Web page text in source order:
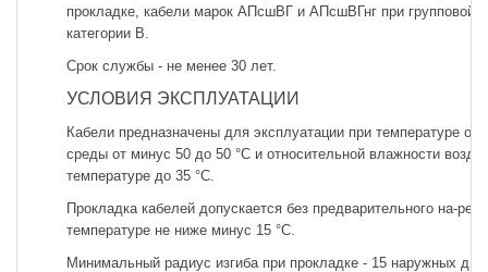
прокладке, кабели марок АПсшВГ и АПсшВГнг при групповой
категории В.
Срок службы - не менее 30 лет.
УСЛОВИЯ ЭКСПЛУАТАЦИИ
Кабели предназначены для эксплуатации при температуре
среды от минус 50 до 50 °С и относительной влажности
температуре до 35 °С.
Прокладка кабелей допускается без предварительного на-
температуре не ниже минус 15 °С.
Минимальный радиус изгиба при прокладке - 15 наружных